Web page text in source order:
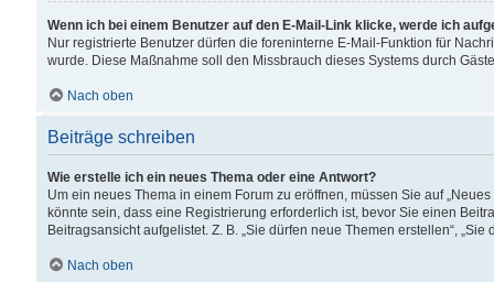
Wenn ich bei einem Benutzer auf den E-Mail-Link klicke, werde ich
Nur registrierte Benutzer dürfen die foreninterne E-Mail-Funktion für
wurde. Diese Maßnahme soll den Missbrauch dieses Systems durch
Nach oben
Beiträge schreiben
Wie erstelle ich ein neues Thema oder eine Antwort?
Um ein neues Thema in einem Forum zu eröffnen, müssen Sie auf
könnte sein, dass eine Registrierung erforderlich ist, bevor Sie einen
Beitragsansicht aufgelistet. Z. B. „Sie dürfen neue Themen erstellen“,
Nach oben